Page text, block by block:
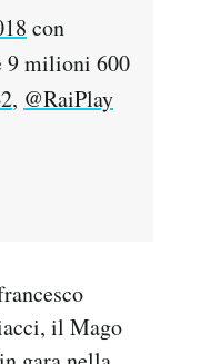
con
9 milioni 600
, @RaiPlay
il Mago